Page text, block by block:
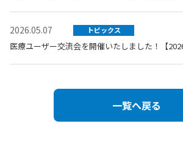
2026.05.07 トピックス
医療ユーザー交流会を開催いたしました！【
一覧へ戻る